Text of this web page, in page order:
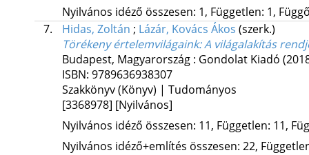
Nyilvános idéző összesen: 1, Független: 1,
7.
Hidas, Zoltán ; Lázár, Kovács Ákos (szerk.)
Törékeny értelemvilágaink: A világalakítás
Budapest, Magyarország : Gondolat Kiadó
ISBN: 9789636938307
Szakkönyv (Könyv) | Tudományos
[3368978] [Nyilvános]
Nyilvános idéző összesen: 11, Független: 11,
Nyilvános idéző+említés összesen: 22,